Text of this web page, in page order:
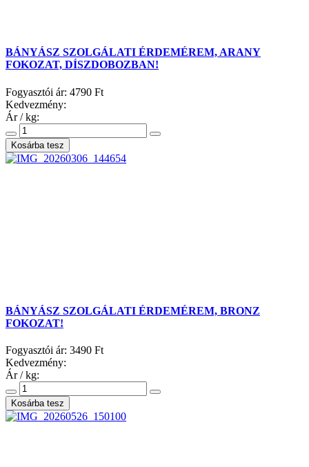
BÁNYÁSZ SZOLGÁLATI ÉRDEMÉREM, ARANY
FOKOZAT, DÍSZDOBOZBAN!
Fogyasztói ár: 4790 Ft
Kedvezmény:
Ár / kg:
BÁNYÁSZ SZOLGÁLATI ÉRDEMÉREM, BRONZ
FOKOZAT!
Fogyasztói ár: 3490 Ft
Kedvezmény:
Ár / kg: